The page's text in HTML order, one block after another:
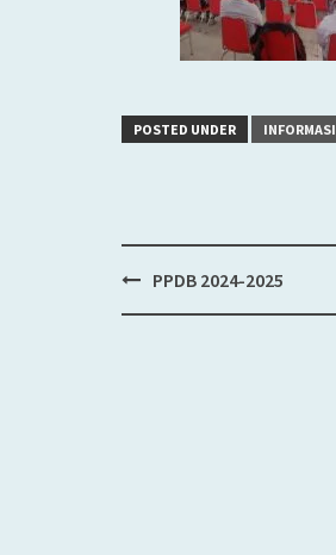
POSTED UNDER INFORMASI
PPDB 2024-2025